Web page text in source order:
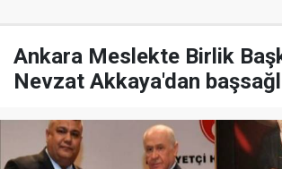
Ankara Meslekte Birlik
Nevzat Akkaya'dan